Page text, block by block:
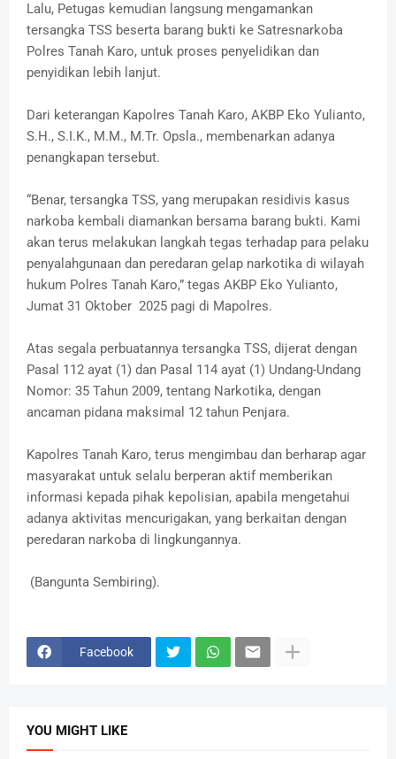
Lalu, Petugas kemudian langsung mengamankan
tersangka TSS beserta barang bukti ke Satresnarkoba
Polres Tanah Karo, untuk proses penyelidikan dan
penyidikan lebih lanjut.
Dari keterangan Kapolres Tanah Karo, AKBP Eko Yulianto,
S.H., S.I.K., M.M., M.Tr. Opsla., membenarkan adanya
penangkapan tersebut.
“Benar, tersangka TSS, yang merupakan residivis kasus
narkoba kembali diamankan bersama barang bukti. Kami
akan terus melakukan langkah tegas terhadap para pelaku
penyalahgunaan dan peredaran gelap narkotika di wilayah
hukum Polres Tanah Karo,” tegas AKBP Eko Yulianto,
Jumat 31 Oktober 2025 pagi di Mapolres.
Atas segala perbuatannya tersangka TSS, dijerat dengan
Pasal 112 ayat (1) dan Pasal 114 ayat (1) Undang-Undang
Nomor: 35 Tahun 2009, tentang Narkotika, dengan
ancaman pidana maksimal 12 tahun Penjara.
Kapolres Tanah Karo, terus mengimbau dan berharap agar
masyarakat untuk selalu berperan aktif memberikan
informasi kepada pihak kepolisian, apabila mengetahui
adanya aktivitas mencurigakan, yang berkaitan dengan
peredaran narkoba di lingkungannya.
(Bangunta Sembiring).
Facebook
YOU MIGHT LIKE